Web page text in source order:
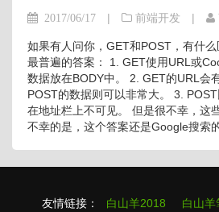
2017/06/17 | 前端开发 |
如果有人问你，GET和POST，有什
最普遍的答案： 1. GET使用URL或
数据放在BODY中。 2. GET的URL会
POST的数据则可以非常大。 3.
在地址栏上不可见。 但是很不幸，这
不幸的是，这个答案还是Google搜索
友情链接： 白山羊2018 白山羊